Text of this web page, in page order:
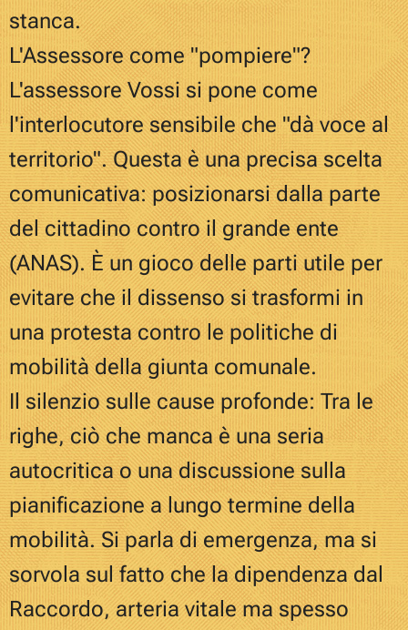
stanca.
L'Assessore come "pompiere"?
L'assessore Vossi si pone come
l'interlocutore sensibile che "dà voce al
territorio". Questa è una precisa scelta
comunicativa: posizionarsi dalla parte
del cittadino contro il grande ente
(ANAS). È un gioco delle parti utile per
evitare che il dissenso si trasformi in
una protesta contro le politiche di
mobilità della giunta comunale.
Il silenzio sulle cause profonde: Tra le
righe, ciò che manca è una seria
autocritica o una discussione sulla
pianificazione a lungo termine della
mobilità. Si parla di emergenza, ma si
sorvola sul fatto che la dipendenza dal
Raccordo, arteria vitale ma spesso